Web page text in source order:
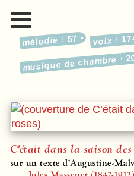
mélodie 57 voix
musique de chambre
C’était dans la saison des
sur un texte d’Augustine-